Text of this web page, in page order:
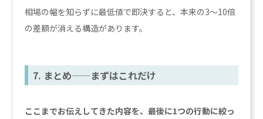
相場の幅を知らずに最低値で即決すると、本来の3〜10倍
の差額が消える構造があります。
7. まとめ——まずはこれだけ
ここまでお伝えしてきた内容を、最後に1つの行動に絞っ